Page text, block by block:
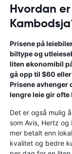
Hvordan
Prisene på
biltype og
liten økonomibil
gå opp til $60
Prisene avhenger
lengre leie gir ofte
Det er også mulig
som Avis, Hertz
mer betalt enn
kvalitet og bedre